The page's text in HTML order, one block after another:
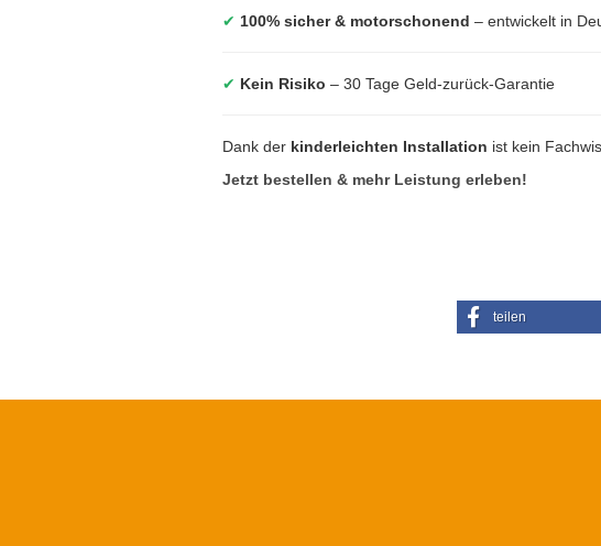
✔ 100% sicher & motorschonend – entwickelt in
✔ Kein Risiko – 30 Tage Geld-zurück-Garantie
Dank der kinderleichten Installation ist kein
Jetzt bestellen & mehr Leistung erleben!
teilen